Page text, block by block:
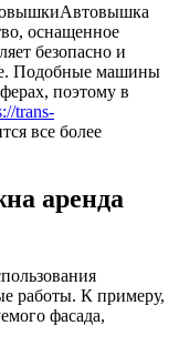
Автовышка
оснащенное
безопасно и
Подобные машины
поэтому в
trans-
все более
аренда
работы. К примеру,
фасада,